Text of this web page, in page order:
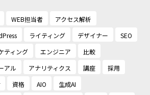
WEB担当者
アクセス解析
ライティング デザイナー
SEO
ティング エンジニア
比較
アル アナリティクス 講座
採用
資格 AIO
生成AI